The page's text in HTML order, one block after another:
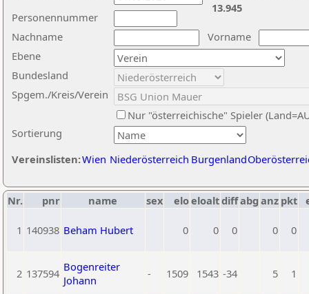
Nachname
Vorname
Ebene
Sortierung
Personennummer
Bundesland
Spgem./Kreis/Verein
Nur "österreichische" Spieler
Vereinslisten:Wien Niederösterreich Burgenland
13.945
Nr. pnr name sex eloeloaltdiffabg anz pkt
1 140938 Beham Hubert 0 0 0 0 0
2 137594 Bogenreiter
Johann
- 1509 1543 -34 5 1